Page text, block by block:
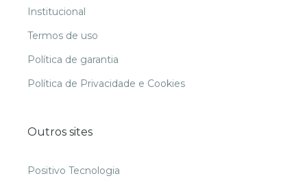
Institucional
Termos de uso
Política de garantia
Política de Privacidade e Cookies
Outros sites
Positivo Tecnologia